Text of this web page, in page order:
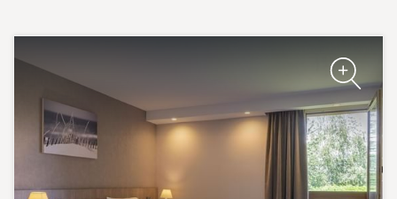
The Originals City, Limoges
Sud-Feytiat